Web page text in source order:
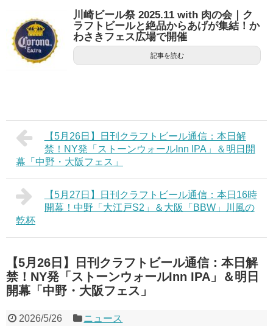
川崎ビール祭 2025.11 with 肉の会｜ク
ラフトビールと絶品からあげが集結！か
わさきフェス広場で開催
記事を読む
【5月26日】日刊クラフトビール通信：本日解
禁！NY発「ストーンウォールInn IPA」＆明日開
幕「中野・大阪フェス」
【5月27日】日刊クラフトビール通信：本日16時
開幕！中野「大江戸S2」＆大阪「BBW」川風の
乾杯
【5月26日】日刊クラフトビール通信：本日解
禁！NY発「ストーンウォールInn IPA」＆明日
開幕「中野・大阪フェス」
2026/5/26 ニュース